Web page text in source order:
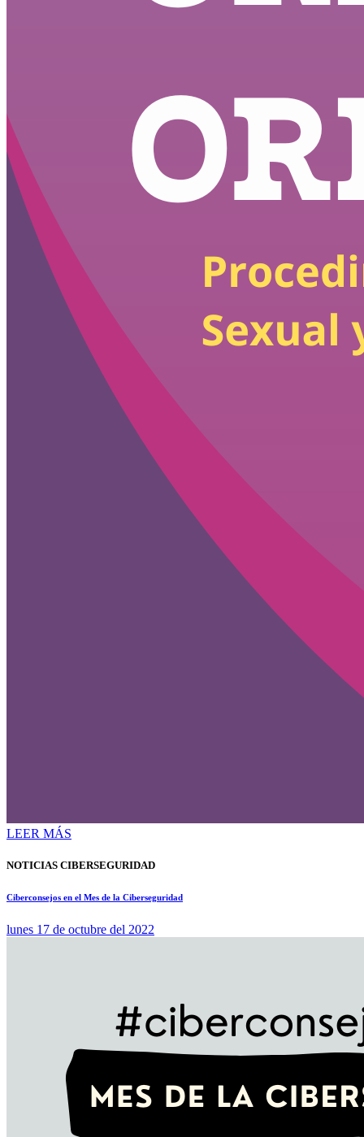
LEER MÁS
NOTICIAS CIBERSEGURIDAD
Ciberconsejos en el Mes de la Ciberseguridad
lunes 17 de octubre del 2022